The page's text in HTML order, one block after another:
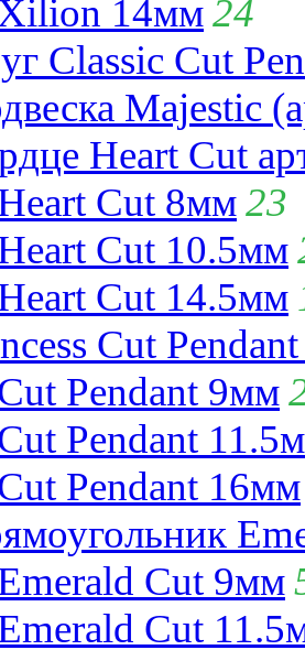
Xilion 14мм24
Classic Cut
Majestic
Heart Cut
Cut 8мм23
Cut 10.5мм
Cut 14.5мм
Cut
Pendant 9мм
Pendant
Pendant 16мм
Cut 9мм
Cut